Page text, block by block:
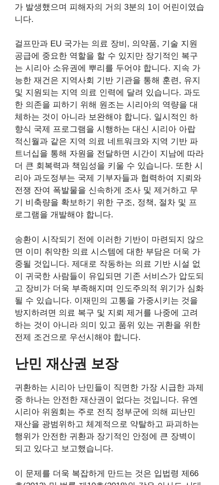
가 발생했으며 피해자의 거의 3분의 1이 어린이였습
니다.
걸프만과 EU 국가는 의료 장비, 의약품, 기술 지원
공급에 중요한 역할을 할 수 있지만 장기적인 복구
는 시리아 소유권에 뿌리를 두어야 합니다. 지속 가
능한 재건은 지역사회 기반 기관을 통해 훈련, 유지
및 지원되는 지역 의료 인력에 달려 있습니다. 과도
한 의존을 피하기 위해 원조는 시리아의 역량을 대
체하는 것이 아니라 보완해야 합니다. 일시적인 하
향식 국제 프로그램을 시행하는 대신 시리아 아랍
적신월과 같은 지역 의료 네트워크와 지역 기반 파
트너십을 통해 자원을 전달하면 시간이 지남에 따라
더 큰 회복력과 책임성을 키울 수 있습니다. 또한 시
리아 과도정부는 국제 기부자들과 협력하여 지뢰와
전쟁 잔여 폭발물을 신속하게 조사 및 제거하고 무
기 비축량을 확보하기 위한 구조, 정책, 절차 및 프
로그램을 개발해야 합니다.
송환이 시작되기 전에 이러한 기반이 마련되지 않으
면 이미 취약한 의료 시스템에 대한 부담은 더욱 가
중될 것입니다. 제대로 작동하는 의료 기반 시설 없
이 귀국한 사람들이 유입되면 기존 서비스가 압도되
고 장비가 더욱 부족해지며 인도주의적 위기가 심화
될 수 있습니다. 이재민의 고통을 가중시키는 것을
방지하려면 의료 복구 및 지뢰 제거를 나중에 고려
하는 것이 아니라 의미 있고 품위 있는 귀환을 위한
전제 조건으로 우선시해야 합니다.
난민 재산권 보장
귀환하는 시리아 난민들이 직면한 가장 시급한 과제
중 하나는 안전한 재산권이 없다는 것입니다. 유엔
시리아 위원회는 주로 전직 정부군에 의해 피난민
재산을 광범위하고 체계적으로 약탈하고 파괴하는
행위가 안전한 귀환과 장기적인 안정에 큰 장벽이
되고 있다고 보고했습니다.
이 문제를 더욱 복잡하게 만드는 것은 입법령 제66